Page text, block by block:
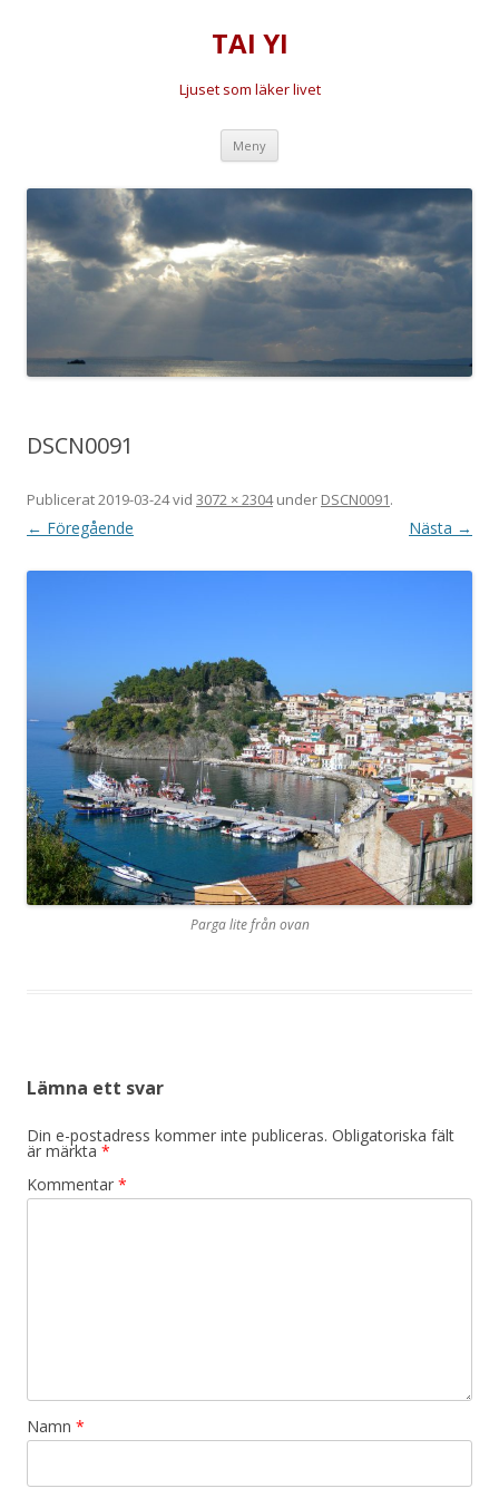
TAI YI
Ljuset som läker livet
Meny
DSCN0091
Publicerat2019-03-24vid 3072 × 2304under DSCN0091.
← Föregående Nästa →
Parga lite från ovan
Lämna ett svar
Din e-postadress kommer inte publiceras. Obligatoriska fält
är märkta *
Kommentar *
Namn *